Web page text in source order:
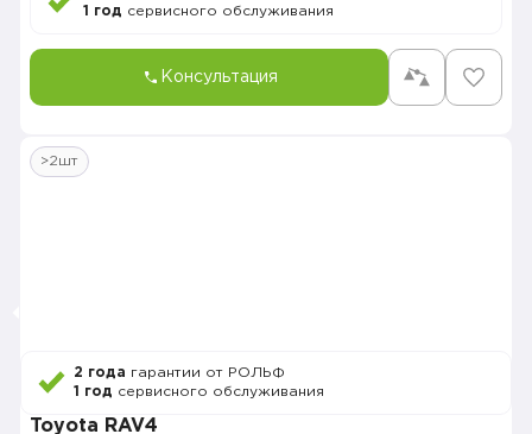
1 год сервисного обслуживания
Консультация
>2шт
2 года гарантии от РОЛЬФ
1 год сервисного обслуживания
Toyota RAV4